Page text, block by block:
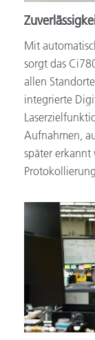
Mit
sorgt das
allen
integrierte
Aufnahmen,
später